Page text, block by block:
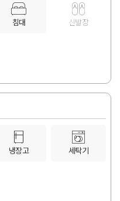
침대 신발장
냉장고 세탁기